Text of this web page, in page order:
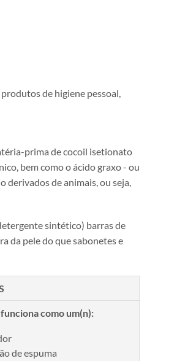
de higiene pessoal,
prima de cocoil isetionato
bem como o ácido graxo - ou
derivados de animais, ou seja,
sintético) barras de
da pele do que sabonetes e
como um(n):
de espuma